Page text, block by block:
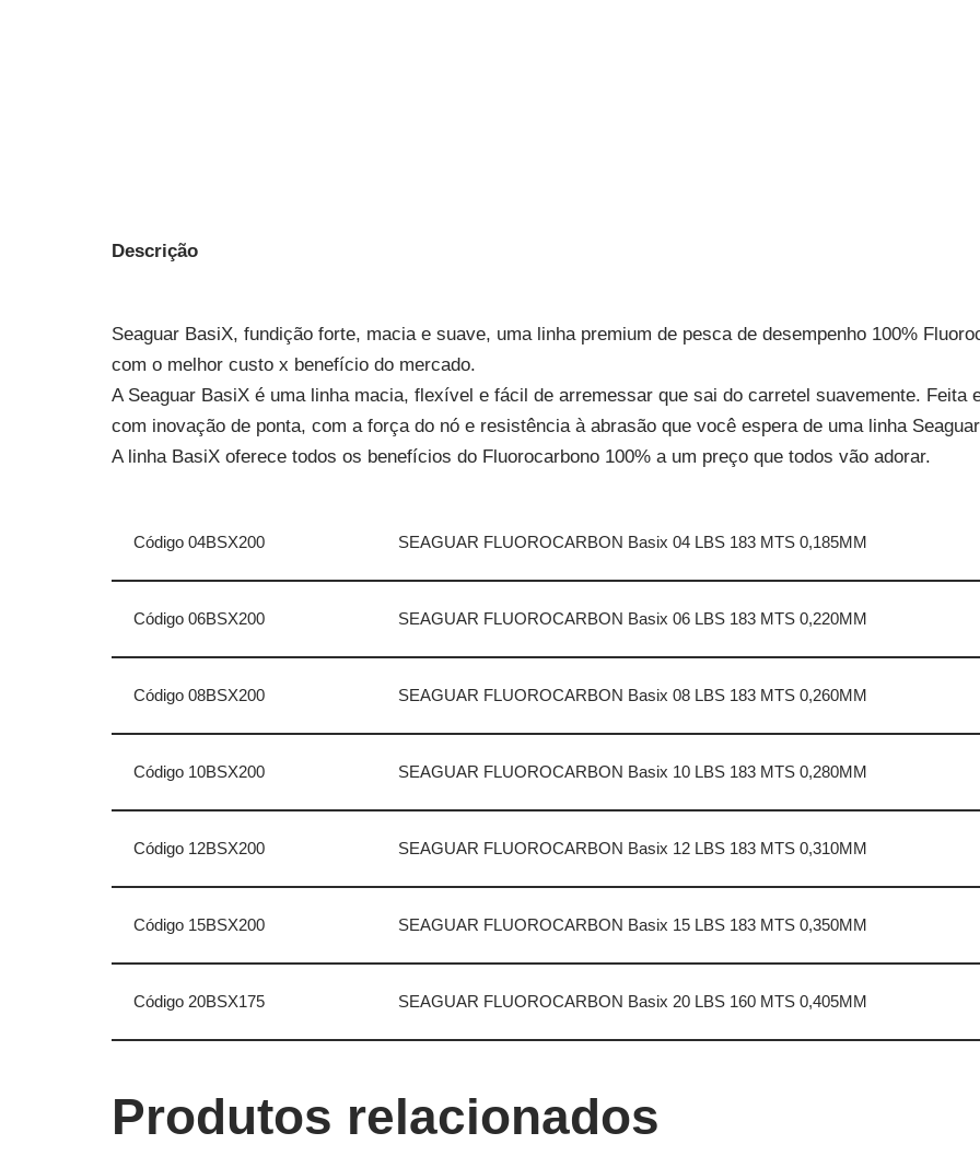
Descrição
Seaguar BasiX, fundição forte, macia e suave, uma linha premium de pesca de desempenho 100%
com o melhor custo x benefício do mercado.
A Seaguar BasiX é uma linha macia, flexível e fácil de arremessar que sai do carretel suavemente. Feita
com inovação de ponta, com a força do nó e resistência à abrasão que você espera de uma linha
A linha BasiX oferece todos os benefícios do Fluorocarbono 100% a um preço que todos vão adorar.
Código 04BSX200 SEAGUAR FLUOROCARBON Basix 04 LBS 183 MTS 0,185MM
Código 06BSX200 SEAGUAR FLUOROCARBON Basix 06 LBS 183 MTS 0,220MM
Código 08BSX200 SEAGUAR FLUOROCARBON Basix 08 LBS 183 MTS 0,260MM
Código 10BSX200 SEAGUAR FLUOROCARBON Basix 10 LBS 183 MTS 0,280MM
Código 12BSX200 SEAGUAR FLUOROCARBON Basix 12 LBS 183 MTS 0,310MM
Código 15BSX200 SEAGUAR FLUOROCARBON Basix 15 LBS 183 MTS 0,350MM
Código 20BSX175 SEAGUAR FLUOROCARBON Basix 20 LBS 160 MTS 0,405MM
Produtos relacionados